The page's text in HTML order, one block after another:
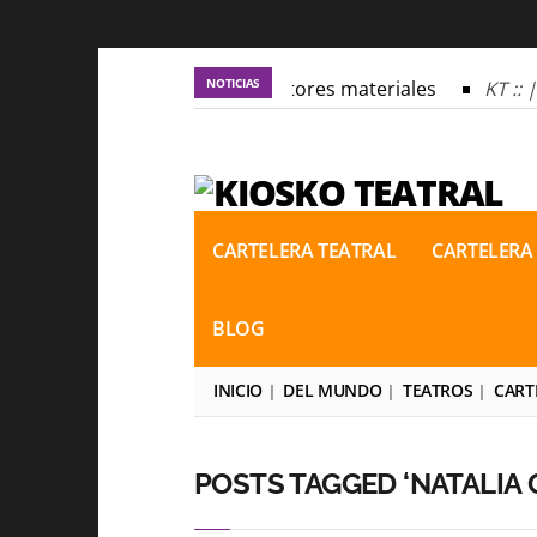
NOTICIAS
KT :: |Los autores materiales KT :: |
CARTELERA TEATRAL
BLOG
INICIO DEL MUNDO TEATROS
POSTS TAGGED ‘NATALIA